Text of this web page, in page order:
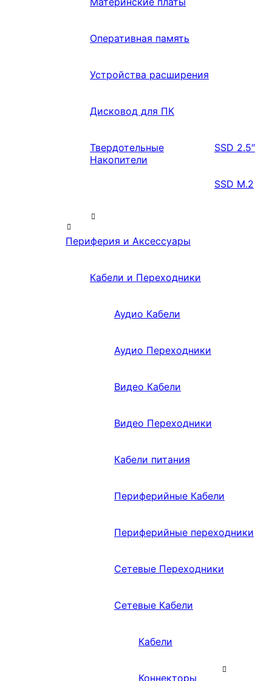
Оперативная память
Устройства расширения
Дисковод для ПК
Твердотельные
Накопители
SSD 2.5″
SSD M.2
Периферия и Аксессуары
Кабели и Переходники
Аудио Кабели
Аудио Переходники
Видео Кабели
Видео Переходники
Кабели питания
Периферийные Кабели
Периферийные переходники
Сетевые Переходники
Сетевые Кабели
Кабели
Коннекторы